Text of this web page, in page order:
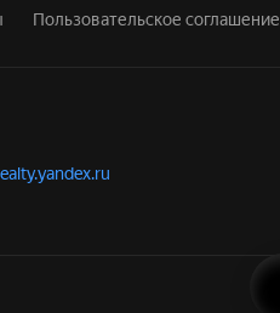
Пользовательское соглашение